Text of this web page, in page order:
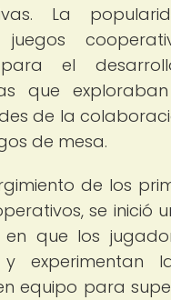
La
juegos
el
que
de la
de mesa.
de los
se inició
que los
experimentan
equipo para